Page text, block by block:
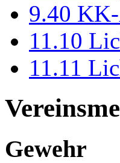
9.40
11.10
11.11
Gewehr